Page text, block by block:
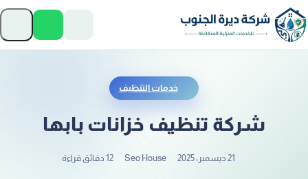
تخطَّ إلى المحتوى
خدمات التنظيف
شركة تنظيف خزانات بابها
21 ديسمبر، 2025 Seo House 12 دقائق قراءة